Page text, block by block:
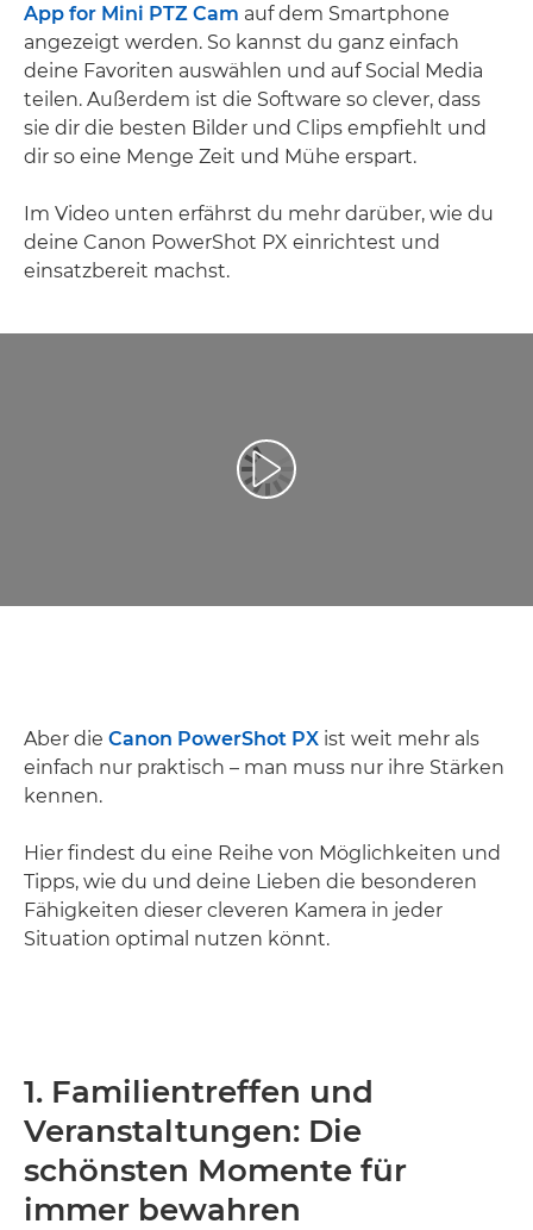
App for Mini PTZ Cam auf dem Smartphone
angezeigt werden. So kannst du ganz einfach
deine Favoriten auswählen und auf Social Media
teilen. Außerdem ist die Software so clever, dass
sie dir die besten Bilder und Clips empfiehlt und
dir so eine Menge Zeit und Mühe erspart.
Im Video unten erfährst du mehr darüber, wie du
deine Canon PowerShot PX einrichtest und
einsatzbereit machst.
Video abspielen
Aber die Canon PowerShot PX ist weit mehr als
einfach nur praktisch – man muss nur ihre Stärken
kennen.
Hier findest du eine Reihe von Möglichkeiten und
Tipps, wie du und deine Lieben die besonderen
Fähigkeiten dieser cleveren Kamera in jeder
Situation optimal nutzen könnt.
1. Familientreffen und
Veranstaltungen: Die
schönsten Momente für
immer bewahren